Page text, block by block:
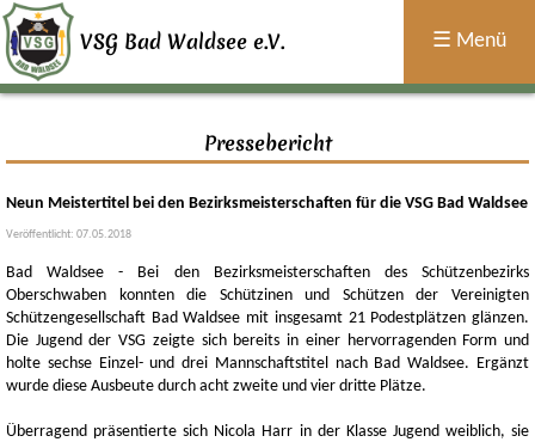
VSG Bad Waldsee e.V. ☰ Menü
×
Home
Sport
Termine
Uns
Jugend
Historie
Allgemein
Pressebericht
Neun Meistertitel bei den Bezirksmeisterschaften für die VSG Bad Waldsee
Veröffentlicht: 07.05.2018
Bad Waldsee - Bei den Bezirksmeisterschaften des Schützenbezirks
Oberschwaben konnten die Schützinen und Schützen der Vereinigten
Schützengesellschaft Bad Waldsee mit insgesamt 21 Podestplätzen glänzen.
Die Jugend der VSG zeigte sich bereits in einer hervorragenden Form und
holte sechse Einzel- und drei Mannschaftstitel nach Bad Waldsee. Ergänzt
wurde diese Ausbeute durch acht zweite und vier dritte Plätze.
Überragend präsentierte sich Nicola Harr in der Klasse Jugend weiblich, sie